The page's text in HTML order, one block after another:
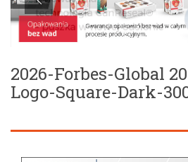
2026-Forbes-Global
Logo-Square-Dark-